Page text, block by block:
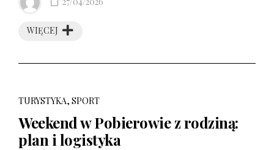
WIĘCEJ
TURYSTYKA, SPORT
Weekend w Pobierowie z rodziną:
plan i logistyka